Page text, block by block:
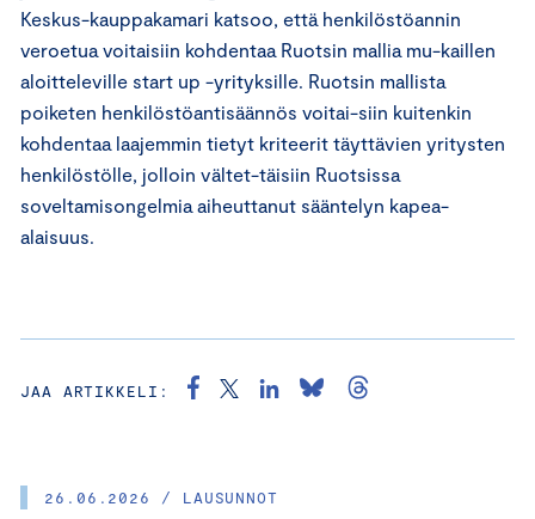
26.06.2026 / LAUSUNNOT
Keskus-kauppakamari katsoo, että henkilöstöannin
veroetua voitaisiin kohdentaa Ruotsin mallia mu-kaillen
aloitteleville start up -yrityksille. Ruotsin mallista
poiketen henkilöstöantisäännös voitai-siin kuitenkin
kohdentaa laajemmin tietyt kriteerit täyttävien yritysten
henkilöstölle, jolloin vältet-täisiin Ruotsissa
soveltamisongelmia aiheuttanut sääntelyn kapea-
alaisuus.
JAA ARTIKKELI: